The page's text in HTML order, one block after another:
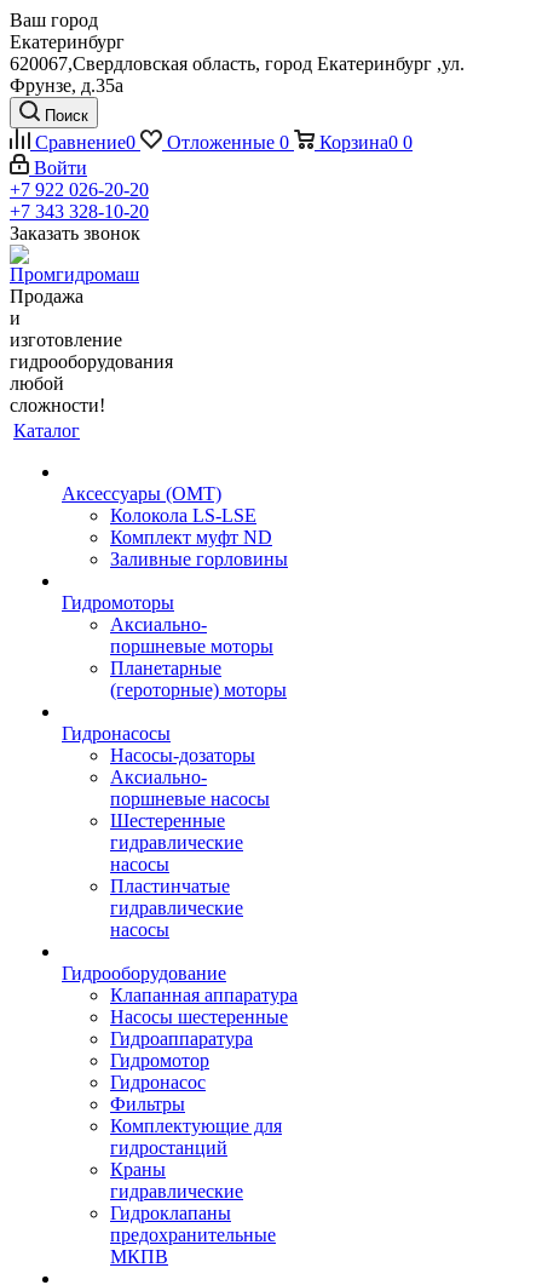
Ваш город
Екатеринбург
620067,Свердловская область, город Екатеринбург ,ул.
Фрунзе, д.35а
Поиск
Сравнение0 Отложенные 0 Корзина0 0
Войти
+7 922 026-20-20
+7 343 328-10-20
Заказать звонок
Продажа
и
изготовление
гидрооборудования
любой
сложности!
Каталог
Аксессуары (OMT)
Колокола LS-LSE
Комплект муфт ND
Заливные горловины
Гидромоторы
Аксиально-
поршневые моторы
Планетарные
(героторные) моторы
Гидронасосы
Насосы-дозаторы
Аксиально-
поршневые насосы
Шестеренные
гидравлические
насосы
Пластинчатые
гидравлические
насосы
Гидрооборудование
Клапанная аппаратура
Насосы шестеренные
Гидроаппаратура
Гидромотор
Гидронасос
Фильтры
Комплектующие для
гидростанций
Краны
гидравлические
Гидроклапаны
предохранительные
МКПВ